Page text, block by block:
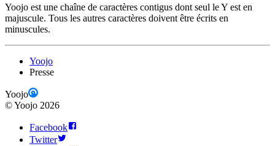
Yoojo est une chaîne de caractères contigus dont seul le Y est en
majuscule. Tous les autres caractères doivent être écrits en
minuscules.
Yoojo
Presse
Yoojo
©Yoojo 2026
Facebook
Twitter